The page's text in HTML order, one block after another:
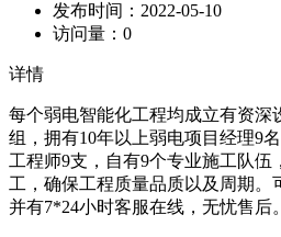
发布时间： 2022-05-10
访问量： 0
详情
每个弱电智能化工程均成立有资深
组，拥有10年以上弱电项目经理9
工程师9支，自有9个专业施工队伍
工，确保工程质量品质以及周期。
并有7*24小时客服在线，无忧售后。